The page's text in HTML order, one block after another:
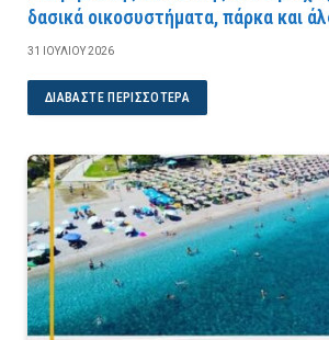
δασικά οικοσυστήματα, πάρκα και
31 ΙΟΥΛΊΟΥ 2026
ΔΙΑΒΆΣΤΕ ΠΕΡΙΣΣΌΤΕΡΑ